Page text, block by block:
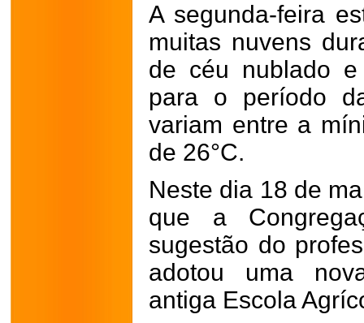
A segunda-feira
muitas nuvens
de céu nublado
para o período
variam entre a
de 26°C.
Neste dia 18 de
que a
sugestão do
adotou uma
antiga Escola